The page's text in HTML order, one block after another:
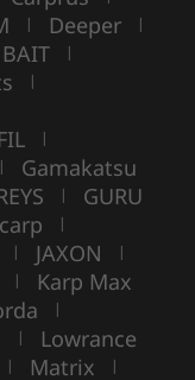
| Deeper |
|
|
FIL |
| Gamakatsu
| GURU
|
| JAXON |
| Karp Max
|
| Lowrance
| Matrix |